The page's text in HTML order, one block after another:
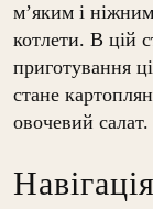
м’яким і
котлети. В цій
приготування
стане
овочевий салат.